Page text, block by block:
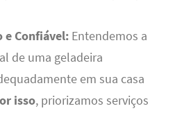
e Confiável: Entendemos a
de uma geladeira
em sua casa
isso, priorizamos serviços